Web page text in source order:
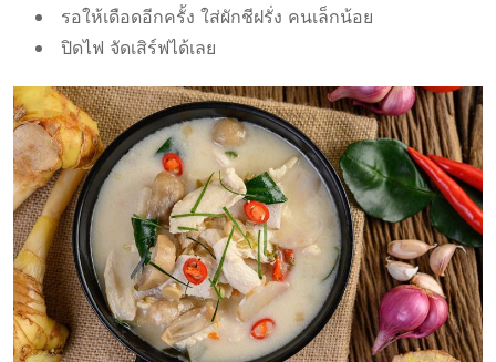
รอให้เดือดอีกครั้ง ใส่ผักชีฝรั่ง คนเล็กน้อย
ปิดไฟ จัดเสิร์ฟได้เลย